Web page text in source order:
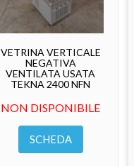
VETRINA VERTICALE
NEGATIVA
VENTILATA USATA
TEKNA 2400 NFN
NON DISPONIBILE
SCHEDA